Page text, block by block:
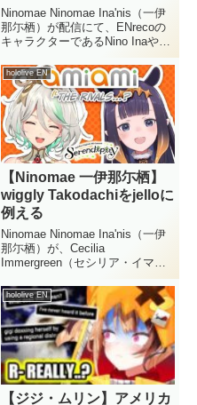
いも話題に
Ninomae Ninomae Ina'nis（一伊
那尓栖）が配信にて、ENrecoの
キャラクターであるNino Inaや
Gonathanらの過去編となる学園
生活の妄想ストーリーを語りまし
た。その設定の作り込みや、妄想
を語る中での思いがけな...
hololive EN
【Ninomae 一伊那尓栖】
wiggly Takodachiをjelloに
例える
Ninomae Ninomae Ina'nis（一伊
那尓栖）が、Cecilia
Immergreen（セシリア・イマー
グリーン）によってリギングされ
たwiggly Takodachiを"jello"に例
えました。配信中に「今すぐゼリ
ーが食べ...
hololive EN
【ジジ・ムリン】アメリカ